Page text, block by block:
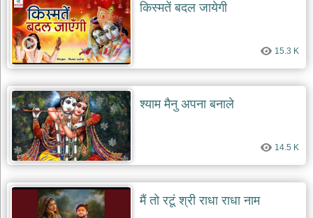
किस्मतें बदल जायेगी
15.3 K
श्याम मैनु अपना बनाले
14.5 K
मैं तो रटूं श्री राधा राधा नाम